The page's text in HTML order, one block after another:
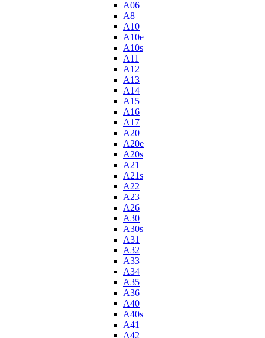
A06
A8
A10
A10e
A10s
A11
A12
A13
A14
A15
A16
A17
A20
A20e
A20s
A21
A21s
A22
A23
A26
A30
A30s
A31
A32
A33
A34
A35
A36
A40
A40s
A41
A42